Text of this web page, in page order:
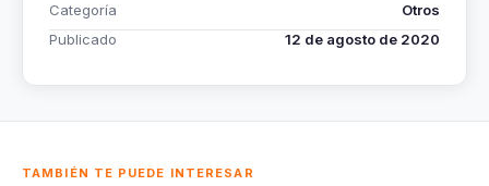
Categoría
Otros
Publicado
12 de agosto de 2020
TAMBIÉN TE PUEDE INTERESAR